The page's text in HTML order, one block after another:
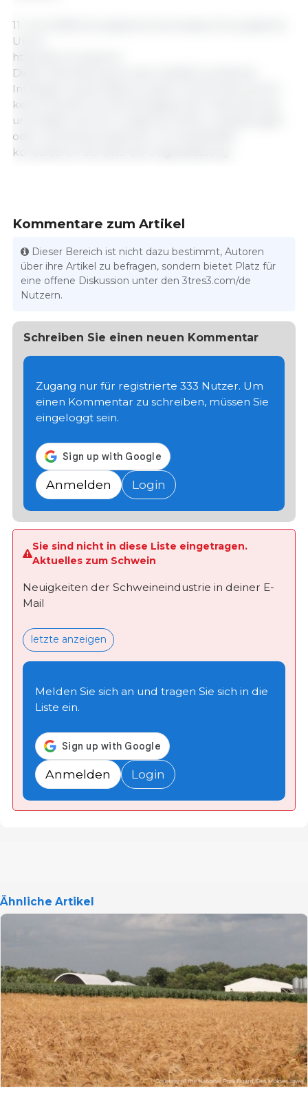
11. Juni 2026/ Europäische Kommission/ Europäische
Union.
https://ec.europa.eu/
Diese Übersetzung wurde mithilfe künstlicher
Intelligenz automatisch erstellt. 3tres3 übernimmt
keine Gewähr für die Richtigkeit der Übersetzung
und haftet nicht für mögliche Fehler, Auslassungen
oder Fehlinterpretationen. Im Zweifelsfall
konsultieren Sie bitte die Originalfassung.
Kommentare zum Artikel
Dieser Bereich ist nicht dazu bestimmt, Autoren
über ihre Artikel zu befragen, sondern bietet Platz für
eine offene Diskussion unter den 3tres3.com/de
Nutzern.
Schreiben Sie einen neuen Kommentar
Zugang nur für registrierte 333 Nutzer. Um
einen Kommentar zu schreiben, müssen Sie
eingeloggt sein.
Anmelden Login
Sie sind nicht in diese Liste eingetragen.
Aktuelles zum Schwein
Neuigkeiten der Schweineindustrie in deiner E-
Mail
letzte anzeigen
Melden Sie sich an und tragen Sie sich in die
Liste ein.
Anmelden Login
Ähnliche Artikel